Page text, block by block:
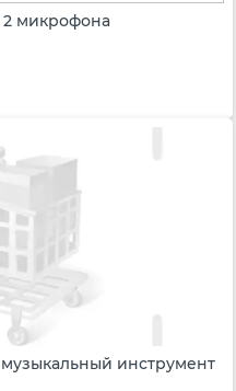
2 микрофона
инструмент